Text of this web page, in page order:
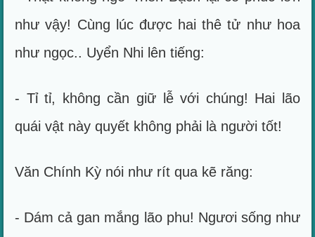
như vậy! Cùng lúc được hai thê tử như hoa
như ngọc.. Uyển Nhi lên tiếng:
- Tỉ tỉ, không cần giữ lễ với chúng! Hai lão
quái vật này quyết không phải là người tốt!
Văn Chính Kỳ nói như rít qua kẽ răng:
- Dám cả gan mắng lão phu! Ngươi sống như